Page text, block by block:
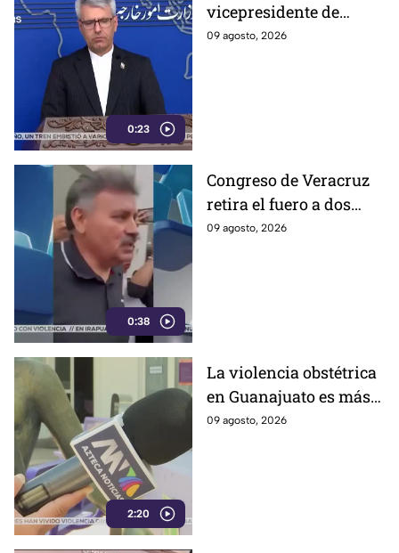
0:23
vicepresidente de
Estados Unidos,
09 agosto, 2026
0:38
Congreso de Veracruz
retira el fuero a dos
alcaldes; revelan
09 agosto, 2026
2:20
La violencia obstétrica
en Guanajuato es más
común de lo que cree y
09 agosto, 2026